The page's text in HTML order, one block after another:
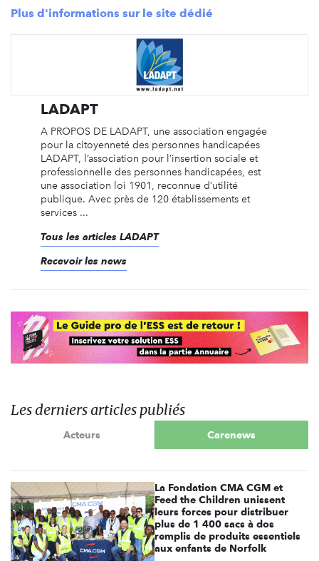
Plus d'informations sur le site dédié
LADAPT
A PROPOS DE LADAPT, une association engagée
pour la citoyenneté des personnes handicapées
LADAPT, l’association pour l’insertion sociale et
professionnelle des personnes handicapées, est
une association loi 1901, reconnue d’utilité
publique. Avec près de 120 établissements et
services ...
Tous les articles LADAPT
Recevoir les news
Les derniers articles publiés
Acteurs Carenews
La Fondation CMA CGM et
Feed the Children unissent
leurs forces pour distribuer
plus de 1 400 sacs à dos
remplis de produits essentiels
aux enfants de Norfolk